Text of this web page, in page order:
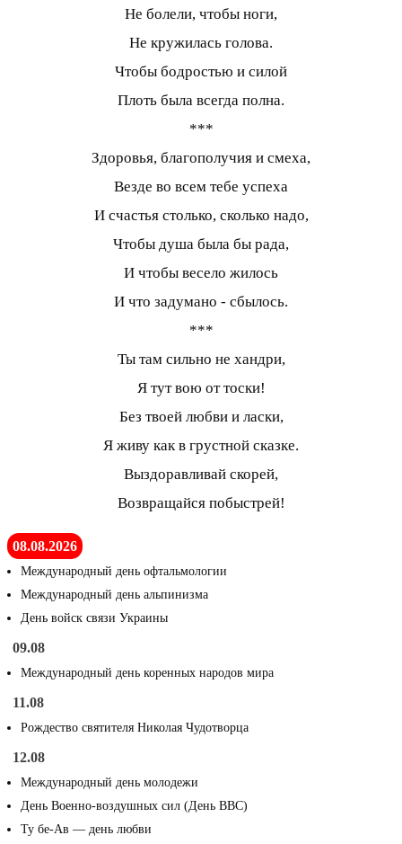
Не болели, чтобы ноги,
Не кружилась голова.
Чтобы бодростью и силой
Плоть была всегда полна.
***
Здоровья, благополучия и смеха,
Везде во всем тебе успеха
И счастья столько, сколько надо,
Чтобы душа была бы рада,
И чтобы весело жилось
И что задумано - сбылось.
***
Ты там сильно не хандри,
Я тут вою от тоски!
Без твоей любви и ласки,
Я живу как в грустной сказке.
Выздоравливай скорей,
Возвращайся побыстрей!
08.08.2026
Международный день офтальмологии
Международный день альпинизма
День войск связи Украины
09.08
Международный день коренных народов мира
11.08
Рождество святителя Николая Чудотворца
12.08
Международный день молодежи
День Военно-воздушных сил (День ВВС)
Ту бе-Ав — день любви